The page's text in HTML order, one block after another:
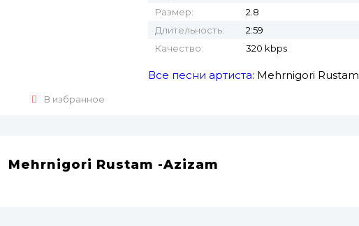
В избранное
Размер:
2.8
Длительность:
2:59
Качество:
320 kbps
Все песни артиста: Mehrnigori Rustam
Mehrnigori Rustam -Azizam